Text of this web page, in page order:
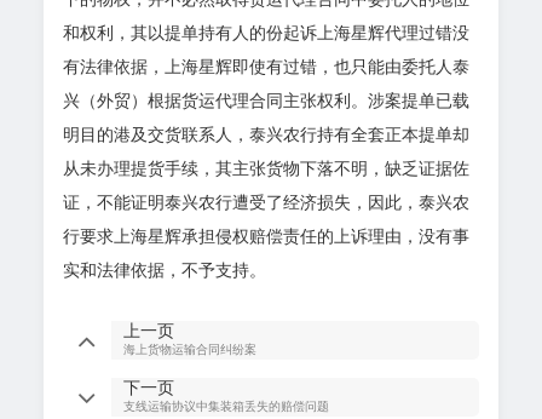
和权利，其以提单持有人的份起诉上海星辉代理过错没
有法律依据，上海星辉即使有过错，也只能由委托人泰
兴（外贸）根据货运代理合同主张权利。涉案提单已载
明目的港及交货联系人，泰兴农行持有全套正本提单却
从未办理提货手续，其主张货物下落不明，缺乏证据佐
证，不能证明泰兴农行遭受了经济损失，因此，泰兴农
行要求上海星辉承担侵权赔偿责任的上诉理由，没有事
实和法律依据，不予支持。
上一页
海上货物运输合同纠纷案
下一页
支线运输协议中集装箱丢失的赔偿问题